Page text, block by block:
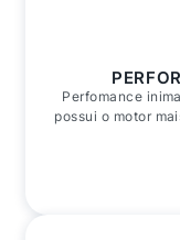
Perfomance
possui o motor